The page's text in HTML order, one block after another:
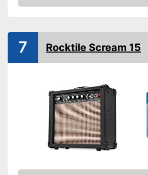
Kopfhörer-Anschluss
Verfügt
Amazon Lieferzeit
siehe
Amazon
7 Rocktile Scream 15